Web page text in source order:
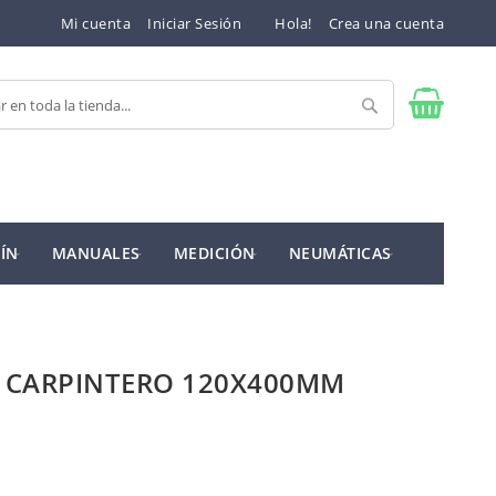
Mi cuenta Iniciar Sesión Hola! Crea una cuenta
Buscar
MANUALES MEDICIÓN NEUMÁTICAS
120X400MM